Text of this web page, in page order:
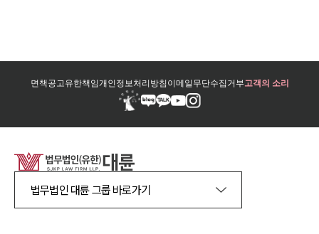
면책공고유한책임개인정보처리방침이메일무단수집거부고객의 소리
법무법인 대륜 그룹 바로가기